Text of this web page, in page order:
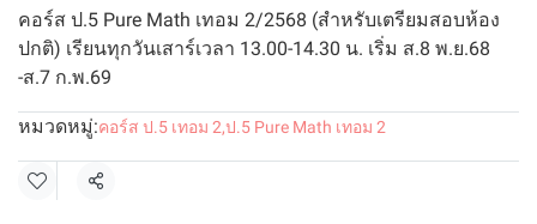
คอร์ส ป.5 Pure Math เทอม 2/2568 (สำหรับเตรียมสอบห้อง
ปกติ) เรียนทุกวันเสาร์เวลา 13.00-14.30 น. เริ่ม ส.8 พ.ย.68
-ส.7 ก.พ.69
หมวดหมู่:คอร์ส ป.5 เทอม 2,ป.5 Pure Math เทอม 2
แชร์